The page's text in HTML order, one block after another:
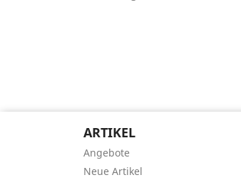
ARTIKEL
Angebote
Neue Artikel